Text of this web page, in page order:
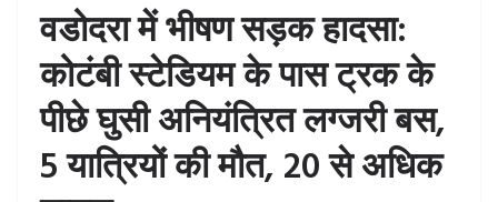
वडोदरा में भीषण सड़क हादसा:
कोटंबी स्टेडियम के पास ट्रक के
पीछे घुसी अनियंत्रित लग्जरी बस,
5 यात्रियों की मौत, 20 से अधिक